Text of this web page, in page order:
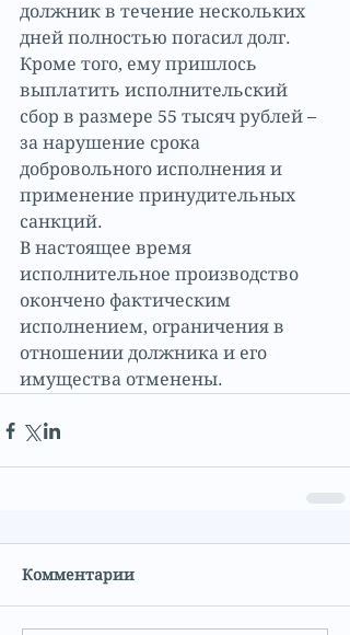
должник в течение нескольких
дней полностью погасил долг.
Кроме того, ему пришлось
выплатить исполнительский
сбор в размере 55 тысяч рублей –
за нарушение срока
добровольного исполнения и
применение принудительных
санкций.
В настоящее время
исполнительное производство
окончено фактическим
исполнением, ограничения в
отношении должника и его
имущества отменены.
Комментарии